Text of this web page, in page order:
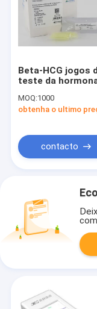
Beta-HCG jogos
teste da
MOQ:1000
obtenha o ultimo
contacto